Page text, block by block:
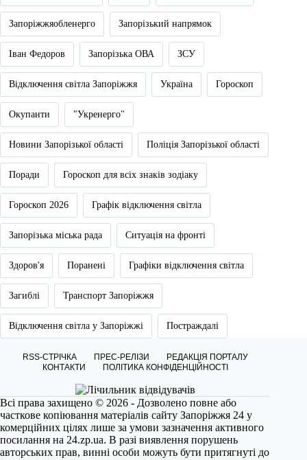
Запоріжжяобленерго Запорізький напрямок
Іван Федоров Запорізька ОВА ЗСУ
Відключення світла Запоріжжя Україна Гороскоп
Окупанти "Укренерго"
Новини Запорізької області Поліція Запорізької області
Поради Гороскоп для всіх знаків зодіаку
Гороскоп 2026 Графік відключення світла
Запорізька міська рада Ситуація на фронті
Здоров'я Поранені Графіки відключення світла
Загиблі Транспорт Запоріжжя
Відключення світла у Запоріжжі Постраждалі
RSS-СТРІЧКА ПРЕС-РЕЛІЗИ
РЕДАКЦІЯ ПОРТАЛУ
КОНТАКТИ
ПОЛІТИКА КОНФІДЕНЦІЙНОСТІ
Всі права захищено © 2026 - Дозволено повне або
часткове копіювання матеріалів сайту Запоріжжя 24 у
комерційних цілях лише за умови зазначення активного
посилання на 24.zp.ua. В разі виявлення порушень
авторських прав, винні особи можуть бути притягнуті до